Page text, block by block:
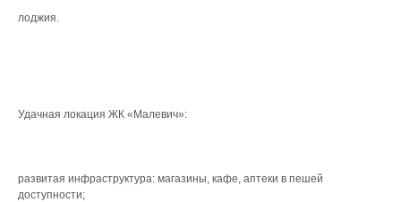
лоджия.
Удачная локация ЖК «Малевич»:
развитая инфраструктура: магазины, кафе, аптеки в пешей
доступности;